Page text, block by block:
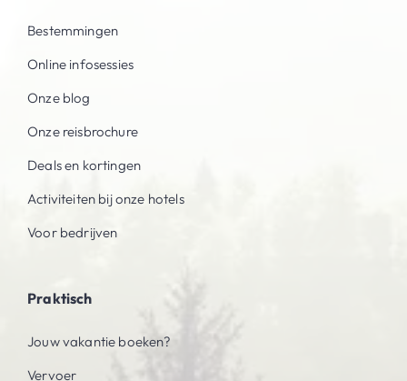
Bestemmingen
Online infosessies
Onze blog
Onze reisbrochure
Deals en kortingen
Activiteiten bij onze hotels
Voor bedrijven
Praktisch
Jouw vakantie boeken?
Vervoer